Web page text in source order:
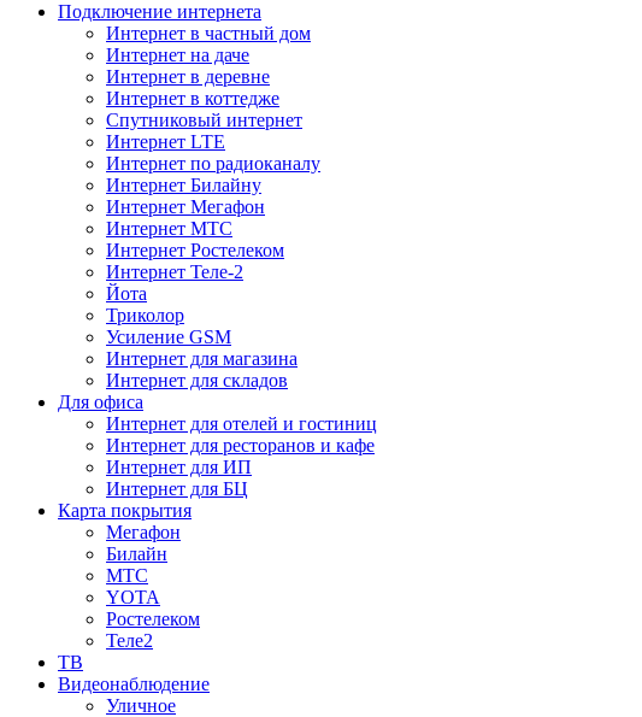
Подключение интернета
Интернет в частный дом
Интернет на даче
Интернет в деревне
Интернет в коттедже
Спутниковый интернет
Интернет LTE
Интернет по радиоканалу
Интернет Билайну
Интернет Мегафон
Интернет МТС
Интернет Ростелеком
Интернет Теле-2
Йота
Триколор
Усиление GSM
Интернет для магазина
Интернет для складов
Для офиса
Интернет для отелей и гостиниц
Интернет для ресторанов и кафе
Интернет для ИП
Интернет для БЦ
Карта покрытия
Мегафон
Билайн
МТС
YOTA
Ростелеком
Теле2
ТВ
Видеонаблюдение
Уличное